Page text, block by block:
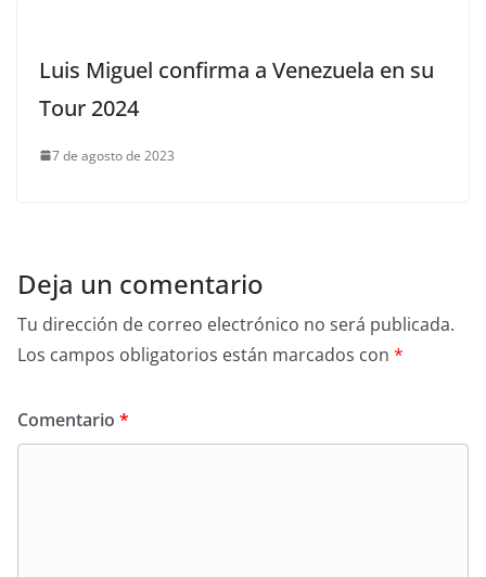
Luis Miguel confirma a Venezuela en su
Tour 2024
7 de agosto de 2023
Deja un comentario
Tu dirección de correo electrónico no será publicada.
Los campos obligatorios están marcados con *
Comentario *